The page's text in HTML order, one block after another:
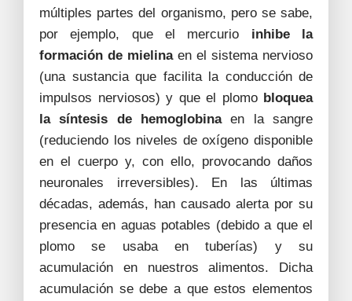
múltiples partes del organismo, pero se sabe,
por ejemplo, que el mercurio inhibe la
formación de mielinaen el sistema nervioso
(una sustancia que facilita la conducción de
impulsos nerviosos) y que el plomo bloquea
la síntesis de hemoglobinaen la sangre
(reduciendo los niveles de oxígeno disponible
en el cuerpo y, con ello, provocando daños
neuronales irreversibles). En las últimas
décadas, además, han causado alerta por su
presencia en aguas potables (debido a que el
plomo se usaba en tuberías) y su
acumulación en nuestros alimentos. Dicha
acumulación se debe a que estos elementos